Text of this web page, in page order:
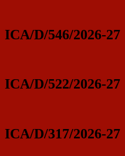
ICA/D/546/2026-27
ICA/D/522/2026-27
ICA/D/317/2026-27